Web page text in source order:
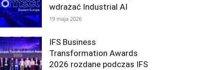
wdrażać Industrial AI
19 maja 2026
IFS Business
Transformation Awards
2026 rozdane podczas IFS